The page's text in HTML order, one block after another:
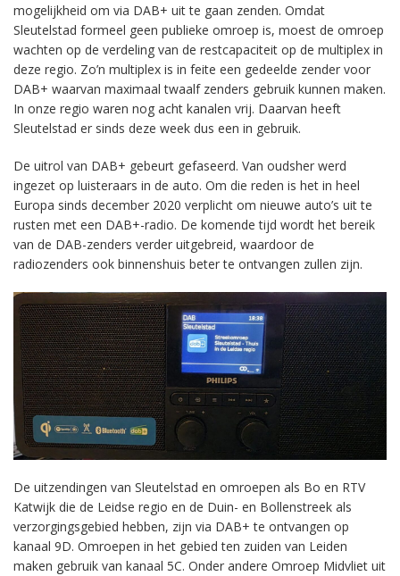
mogelijkheid om via DAB+ uit te gaan zenden. Omdat
Sleutelstad formeel geen publieke omroep is, moest de omroep
wachten op de verdeling van de restcapaciteit op de multiplex in
deze regio. Zo’n multiplex is in feite een gedeelde zender voor
DAB+ waarvan maximaal twaalf zenders gebruik kunnen maken.
In onze regio waren nog acht kanalen vrij. Daarvan heeft
Sleutelstad er sinds deze week dus een in gebruik.
De uitrol van DAB+ gebeurt gefaseerd. Van oudsher werd
ingezet op luisteraars in de auto. Om die reden is het in heel
Europa sinds december 2020 verplicht om nieuwe auto’s uit te
rusten met een DAB+-radio. De komende tijd wordt het bereik
van de DAB-zenders verder uitgebreid, waardoor de
radiozenders ook binnenshuis beter te ontvangen zullen zijn.
De uitzendingen van Sleutelstad en omroepen als Bo en RTV
Katwijk die de Leidse regio en de Duin- en Bollenstreek als
verzorgingsgebied hebben, zijn via DAB+ te ontvangen op
kanaal 9D. Omroepen in het gebied ten zuiden van Leiden
maken gebruik van kanaal 5C. Onder andere Omroep Midvliet uit